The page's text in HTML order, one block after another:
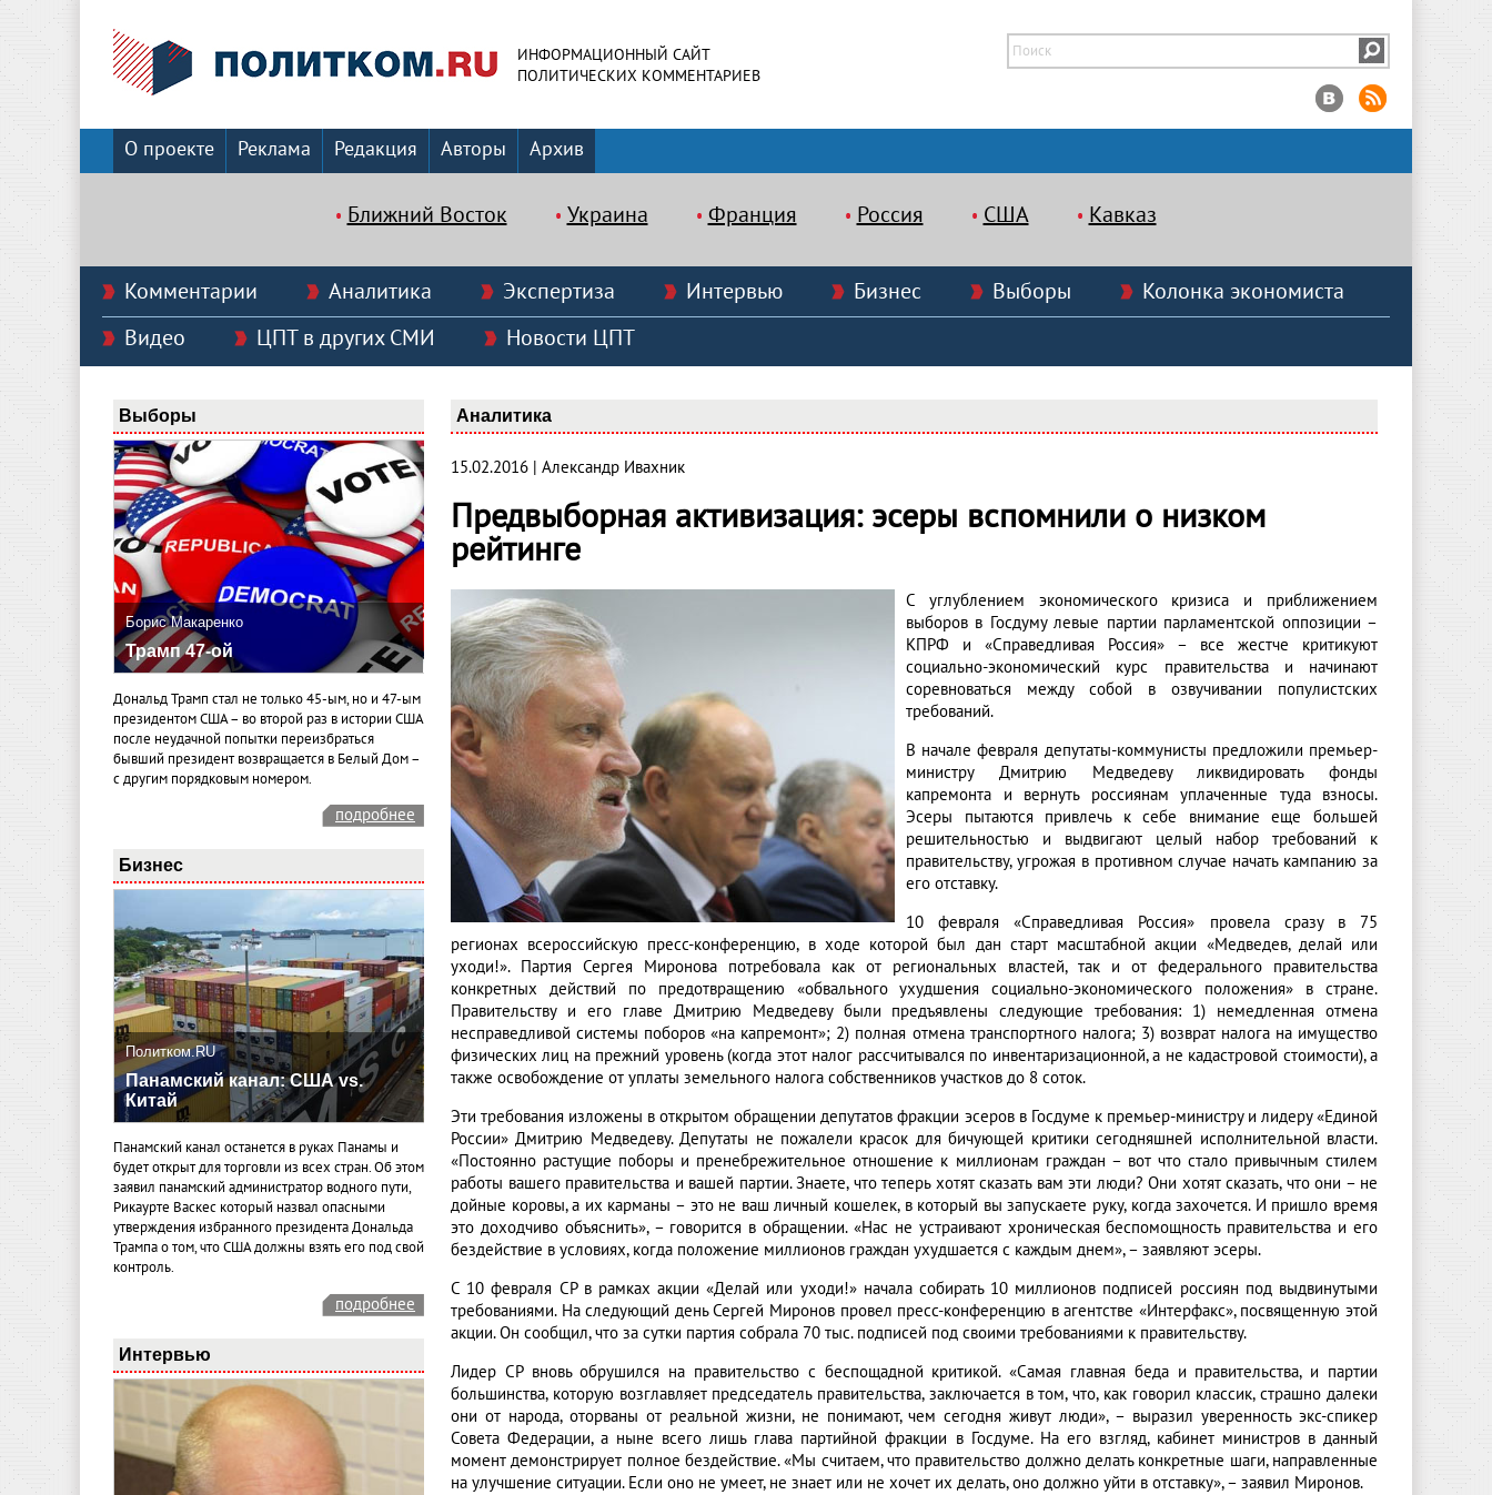
ИНФОРМАЦИОННЫЙ САЙТ
ПОЛИТИЧЕСКИХ КОММЕНТАРИЕВ
О проекте Реклама Редакция Авторы Архив
Ближний Восток Украина Франция Россия США Кавказ
Комментарии Аналитика Экспертиза Интервью Бизнес Выборы
Колонка экономиста
Видео
ЦПТ в других СМИ Новости ЦПТ
Выборы
Борис Макаренко
Трамп 47-ой
Дональд Трамп стал не только 45-ым, но и 47-ым
президентом США – во второй раз в истории США
после неудачной попытки переизбраться
бывший президент возвращается в Белый Дом –
с другим порядковым номером.
подробнее
Бизнес
Политком.RU
Панамский канал: США vs.
Китай
Панамский канал останется в руках Панамы и
будет открыт для торговли из всех стран. Об этом
заявил панамский администратор водного пути,
Рикаурте Васкес который назвал опасными
утверждения избранного президента Дональда
Трампа о том, что США должны взять его под свой
контроль.
подробнее
Интервью
Аналитика
15.02.2016 | Александр Ивахник
Предвыборная активизация: эсеры вспомнили о низком
рейтинге
С углублением экономического кризиса и приближением
выборов в Госдуму левые партии парламентской оппозиции –
КПРФ и «Справедливая Россия» – все жестче критикуют
социально-экономический курс правительства и начинают
соревноваться между собой в озвучивании популистских
требований.
В начале февраля депутаты-коммунисты предложили премьер-
министру Дмитрию Медведеву ликвидировать фонды
капремонта и вернуть россиянам уплаченные туда взносы.
Эсеры пытаются привлечь к себе внимание еще большей
решительностью и выдвигают целый набор требований к
правительству, угрожая в противном случае начать кампанию за
его отставку.
10 февраля «Справедливая Россия» провела сразу в 75
регионах всероссийскую пресс-конференцию, в ходе которой был дан старт масштабной акции «Медведев, делай или
уходи!». Партия Сергея Миронова потребовала как от региональных властей, так и от федерального правительства
конкретных действий по предотвращению «обвального ухудшения социально-экономического положения» в стране.
Правительству и его главе Дмитрию Медведеву были предъявлены следующие требования: 1) немедленная отмена
несправедливой системы поборов «на капремонт»; 2) полная отмена транспортного налога; 3) возврат налога на имущество
физических лиц на прежний уровень (когда этот налог рассчитывался по инвентаризационной, а не кадастровой стоимости), а
также освобождение от уплаты земельного налога собственников участков до 8 соток.
Эти требования изложены в открытом обращении депутатов фракции эсеров в Госдуме к премьер-министру и лидеру «Единой
России» Дмитрию Медведеву. Депутаты не пожалели красок для бичующей критики сегодняшней исполнительной власти.
«Постоянно растущие поборы и пренебрежительное отношение к миллионам граждан – вот что стало привычным стилем
работы вашего правительства и вашей партии. Знаете, что теперь хотят сказать вам эти люди? Они хотят сказать, что они – не
дойные коровы, а их карманы – это не ваш личный кошелек, в который вы запускаете руку, когда захочется. И пришло время
это доходчиво объяснить», – говорится в обращении. «Нас не устраивают хроническая беспомощность правительства и его
бездействие в условиях, когда положение миллионов граждан ухудшается с каждым днем», – заявляют эсеры.
С 10 февраля СР в рамках акции «Делай или уходи!» начала собирать 10 миллионов подписей россиян под выдвинутыми
требованиями. На следующий день Сергей Миронов провел пресс-конференцию в агентстве «Интерфакс», посвященную этой
акции. Он сообщил, что за сутки партия собрала 70 тыс. подписей под своими требованиями к правительству.
Лидер СР вновь обрушился на правительство с беспощадной критикой. «Самая главная беда и правительства, и партии
большинства, которую возглавляет председатель правительства, заключается в том, что, как говорил классик, страшно далеки
они от народа, оторваны от реальной жизни, не понимают, чем сегодня живут люди», – выразил уверенность экс-спикер
Совета Федерации, а ныне всего лишь глава партийной фракции в Госдуме. На его взгляд, кабинет министров в данный
момент демонстрирует полное бездействие. «Мы считаем, что правительство должно делать конкретные шаги, направленные
на улучшение ситуации. Если оно не умеет, не знает или не хочет их делать, оно должно уйти в отставку», – заявил Миронов.